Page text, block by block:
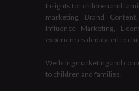
Insights for children and
marketing, Brand
Influence Marketing,
experiences dedicated to
We bring marketing and
to children and families,